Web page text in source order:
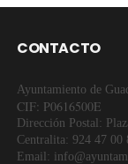
CONTACTO
Ayuntamiento de
CIF: P0616500E
Dirección Postal:
Centralita: 924 47 00
Email: